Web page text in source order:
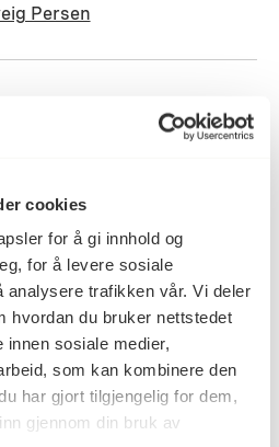
cookies
for å gi innhold og
for å levere sosiale
analysere trafikken vår. Vi deler
hvordan du bruker nettstedet
sosiale medier,
som kan kombinere den
har gjort tilgjengelig for dem,
gjennom din bruk av
Persen
50cm
60cm